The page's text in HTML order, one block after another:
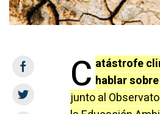
C atástrofe
hablar sobre
junto al